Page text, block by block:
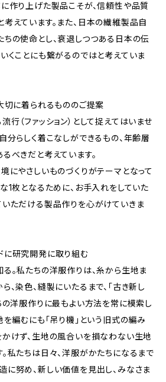
作り上げた製品こそが、信頼性や品質
えています。また、日本の繊維製品自
の使命とし、衰退しつつある日本の伝
くことにも繋がるのではと考えていま
切に着られるもののご提案
行（ファッション）として捉えてはいませ
分らしく着こなしができるもの、年齢層
べきだと考えています。
にやさしいものづくりがテーマとなって
1枚となるために、お手入れをしていた
いただける製品作りを心がけていきま
に研究開発に取り組む
。私たちの洋服作りは、糸から生地ま
、染色、縫製にいたるまで、「古き新し
の洋服作りに最もよい方法を常に模索し
を編むにも「吊り機」という旧式の編み
けず、生地の風合いを損なわない生地
私たちは日々、洋服がかたちになるまで
努め、新しい価値を見出し、みなさま